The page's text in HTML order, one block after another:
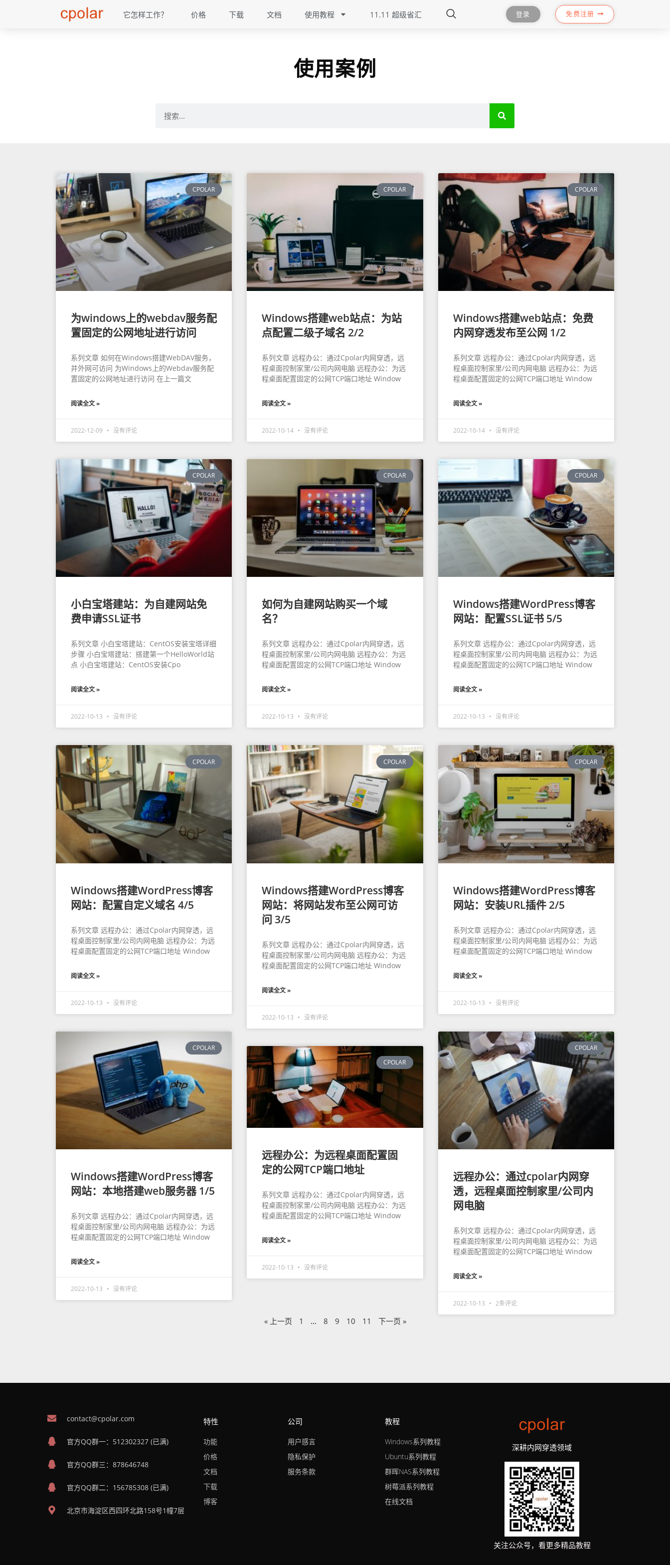
它怎样工作？ 价格 下载 文档 使用教程 11.11 超级省汇 登录 免费注册
使用案例
CPOLAR
为windows上的webdav服务配
置固定的公网地址进行访问
系列文章 如何在Windows搭建WebDAV服务，
并外网可访问 为Windows上的Webdav服务配
置固定的公网地址进行访问 在上一篇文
阅读全文 »
2022-12-09 没有评论
CPOLAR
Windows搭建web站点：为站
点配置二级子域名 2/2
系列文章 远程办公：通过Cpolar内网穿透，远
程桌面控制家里/公司内网电脑 远程办公：为远
程桌面配置固定的公网TCP端口地址 Window
阅读全文 »
2022-10-14 没有评论
CPOLAR
Windows搭建web站点：免费
内网穿透发布至公网 1/2
系列文章 远程办公：通过Cpolar内网穿透，远
程桌面控制家里/公司内网电脑 远程办公：为远
程桌面配置固定的公网TCP端口地址 Window
阅读全文 »
2022-10-14 没有评论
CPOLAR
小白宝塔建站：为自建网站免
费申请SSL证书
系列文章 小白宝塔建站：CentOS安装宝塔详细
步骤 小白宝塔建站：搭建第一个HelloWorld站
点 小白宝塔建站：CentOS安装Cpo
阅读全文 »
2022-10-13 没有评论
CPOLAR
如何为自建网站购买一个域
名？
系列文章 远程办公：通过Cpolar内网穿透，远
程桌面控制家里/公司内网电脑 远程办公：为远
程桌面配置固定的公网TCP端口地址 Window
阅读全文 »
2022-10-13 没有评论
CPOLAR
Windows搭建WordPress博客
网站：配置SSL证书 5/5
系列文章 远程办公：通过Cpolar内网穿透，远
程桌面控制家里/公司内网电脑 远程办公：为远
程桌面配置固定的公网TCP端口地址 Window
阅读全文 »
2022-10-13 没有评论
CPOLAR
Windows搭建WordPress博客
网站：配置自定义域名 4/5
系列文章 远程办公：通过Cpolar内网穿透，远
程桌面控制家里/公司内网电脑 远程办公：为远
程桌面配置固定的公网TCP端口地址 Window
阅读全文 »
2022-10-13 没有评论
CPOLAR
Windows搭建WordPress博客
网站：将网站发布至公网可访
问 3/5
系列文章 远程办公：通过Cpolar内网穿透，远
程桌面控制家里/公司内网电脑 远程办公：为远
程桌面配置固定的公网TCP端口地址 Window
阅读全文 »
2022-10-13 没有评论
CPOLAR
Windows搭建WordPress博客
网站：安装URL插件 2/5
系列文章 远程办公：通过Cpolar内网穿透，远
程桌面控制家里/公司内网电脑 远程办公：为远
程桌面配置固定的公网TCP端口地址 Window
阅读全文 »
2022-10-13 没有评论
CPOLAR
Windows搭建WordPress博客
网站：本地搭建web服务器 1/5
系列文章 远程办公：通过Cpolar内网穿透，远
程桌面控制家里/公司内网电脑 远程办公：为远
程桌面配置固定的公网TCP端口地址 Window
阅读全文 »
2022-10-13 没有评论
CPOLAR
远程办公：为远程桌面配置固
定的公网TCP端口地址
系列文章 远程办公：通过Cpolar内网穿透，远
程桌面控制家里/公司内网电脑 远程办公：为远
程桌面配置固定的公网TCP端口地址 Window
阅读全文 »
2022-10-13 没有评论
CPOLAR
远程办公：通过cpolar内网穿
透，远程桌面控制家里/公司内
网电脑
系列文章 远程办公：通过Cpolar内网穿透，远
程桌面控制家里/公司内网电脑 远程办公：为远
程桌面配置固定的公网TCP端口地址 Window
阅读全文 »
2022-10-13 2条评论
« 上一页 1 … 8 9 10 11 下一页 »
contact@cpolar.com
官方QQ群一：512302327 (已满)
官方QQ群三：878646748
官方QQ群二：156785308 (已满)
北京市海淀区西四环北路158号1幢7层
特性
功能
价格
文档
下载
博客
公司
用户感言
隐私保护
服务条款
教程
Windows系列教程
Ubuntu系列教程
群晖NAS系列教程
树莓派系列教程
在线文档
深耕内网穿透领域
关注公众号，看更多精品教程